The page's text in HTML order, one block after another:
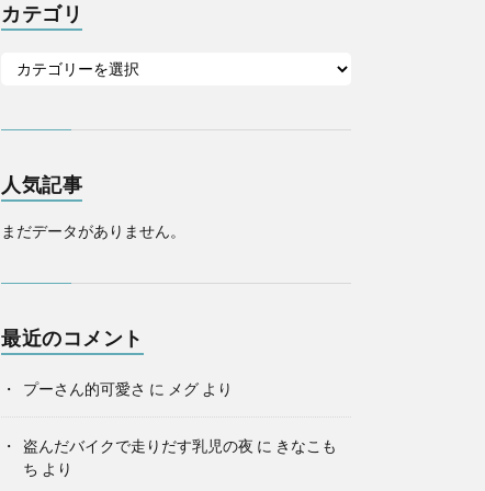
カテゴリ
人気記事
まだデータがありません。
最近のコメント
プーさん的可愛さ に メグ より
盗んだバイクで走りだす乳児の夜 に きなこも
ち より